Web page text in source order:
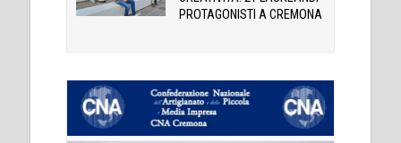
PROTAGONISTI A CREMONA